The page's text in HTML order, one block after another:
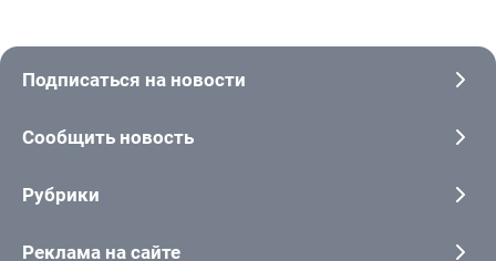
Подписаться на новости
Сообщить новость
Рубрики
Реклама на сайте